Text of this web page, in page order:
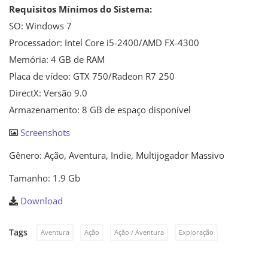
Requisitos Mínimos do Sistema:
SO: Windows 7
Processador: Intel Core i5-2400/AMD FX-4300
Memória: 4 GB de RAM
Placa de vídeo: GTX 750/Radeon R7 250
DirectX: Versão 9.0
Armazenamento: 8 GB de espaço disponível
Screenshots
Gênero: Ação, Aventura, Indie, Multijogador Massivo
Tamanho: 1.9 Gb
Download
Tags Aventura Ação Ação / Aventura Exploração